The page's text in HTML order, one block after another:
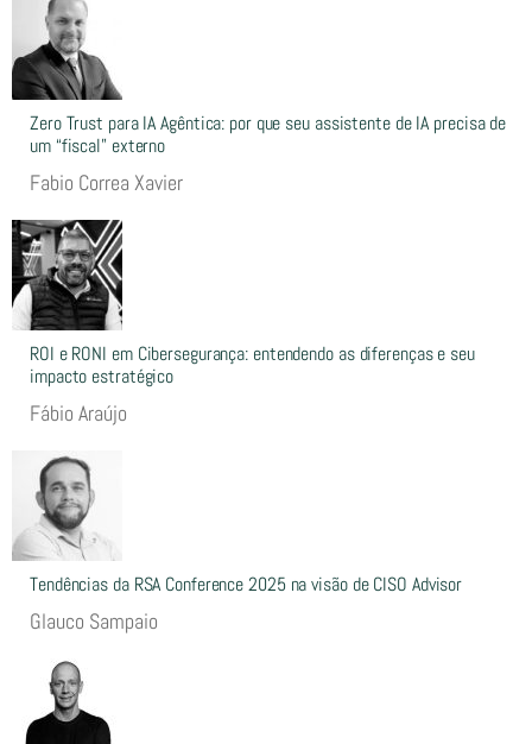
Zero Trust para IA Agêntica: por que seu assistente de IA precisa de
um “fiscal” externo
Fabio Correa Xavier
ROI e RONI em Cibersegurança: entendendo as diferenças e seu
impacto estratégico
Fábio Araújo
Tendências da RSA Conference 2025 na visão de CISO Advisor
Glauco Sampaio